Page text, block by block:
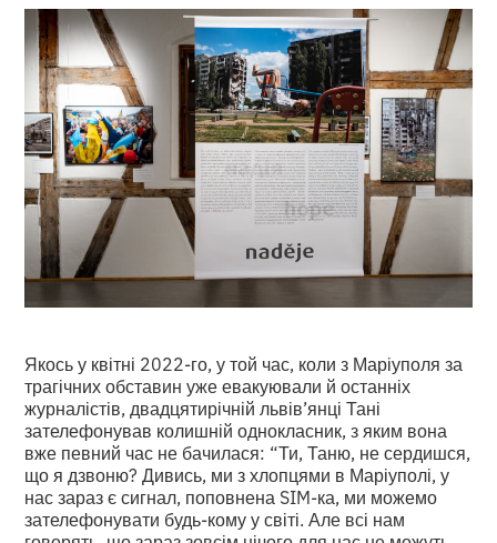
Якось у квітні 2022-го, у той час, коли з Маріуполя за
трагічних обставин уже евакуювали й останніх
журналістів, двадцятирічній львів’янці Тані
зателефонував колишній однокласник, з яким вона
вже певний час не бачилася: “Ти, Таню, не сердишся,
що я дзвоню? Дивись, ми з хлопцями в Маріуполі, у
нас зараз є сигнал, поповнена SIM-ка, ми можемо
зателефонувати будь-кому у світі. Але всі нам